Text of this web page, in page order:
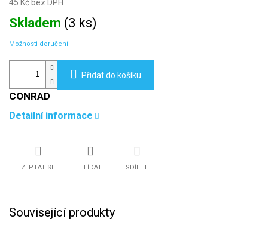
45 Kč bez DPH
Měrná
cena:
Skladem (3 ks)
Možnosti doručení
Přidat do košíku
CONRAD
Detailní informace
ZEPTAT SE HLÍDAT SDÍLET
Související produkty